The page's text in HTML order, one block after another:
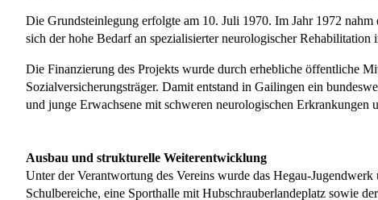
Die Grundsteinlegung erfolgte am 10. Juli 1970. Im Jahr 1972
sich der hohe Bedarf an spezialisierter neurologischer Rehabilitation
Die Finanzierung des Projekts wurde durch erhebliche öffentliche
Sozialversicherungsträger. Damit entstand in Gailingen ein
und junge Erwachsene mit schweren neurologischen Erkrankungen
Ausbau und strukturelle Weiterentwicklung
Unter der Verantwortung des Vereins wurde das Hegau-
Schulbereiche, eine Sporthalle mit Hubschrauberlandeplatz sowie